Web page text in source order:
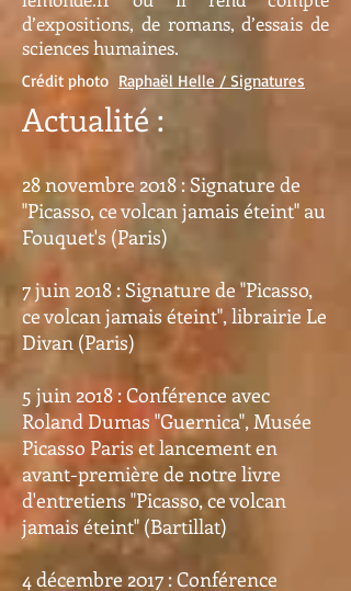
d’expositions, de romans, d’essais de
sciences humaines.
Actualité :
28 novembre 2018 : Signature de
"Picasso, ce volcan jamais éteint" au
Fouquet's (Paris)
7 juin 2018 : Signature de "Picasso,
ce volcan jamais éteint", librairie Le
Divan (Paris)
5 juin 2018 : Conférence avec
Roland Dumas "Guernica", Musée
Picasso Paris et lancement en
avant-première de notre livre
d'entretiens "Picasso, ce volcan
jamais éteint" (Bartillat)
4 décembre 2017 : Conférence
Crédit photo Raphaël Helle / Signatures